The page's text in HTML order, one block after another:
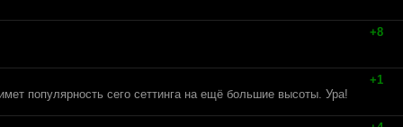
+8
+1
популярность сего сеттинга на ещё большие высоты. Ура!